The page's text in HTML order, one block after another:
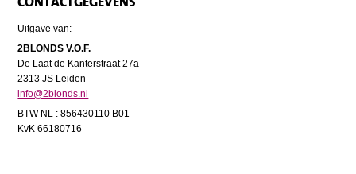
Uitgave van:
2BLONDS V.O.F.
De Laat de Kanterstraat 27a
2313 JS Leiden
info@2blonds.nl
BTW NL : 856430110 B01
KvK 66180716